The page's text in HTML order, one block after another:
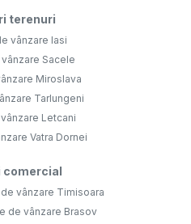
terenuri
vânzare Iasi
Sacele
Miroslava
Tarlungeni
Letcani
Vatra Dornei
comercial
vânzare Timisoara
de vânzare Brasov